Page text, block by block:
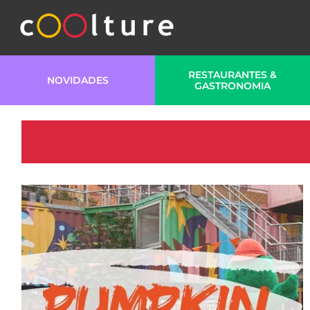
NOVIDADES
RESTAURANTES &
GASTRONOMIA